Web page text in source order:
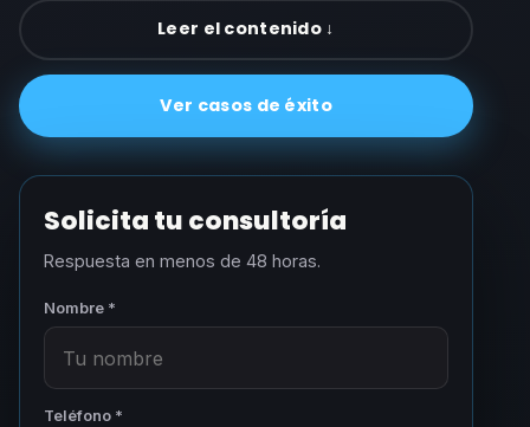
Leer el contenido ↓
Ver casos de éxito
Solicita tu consultoría
Respuesta en menos de 48 horas.
Nombre *
Teléfono *